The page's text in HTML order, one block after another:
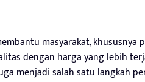
masyarakat, khususnya
dengan harga yang lebih
menjadi salah satu langkah